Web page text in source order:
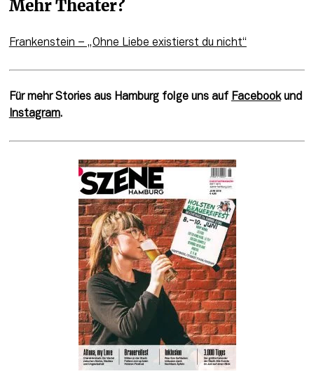
Mehr Theater?
Frankenstein – „Ohne Liebe existierst du nicht“
Für mehr Stories aus Hamburg folge uns auf Facebook
Instagram.